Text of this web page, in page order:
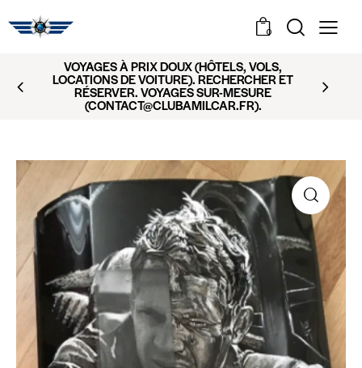
0
VOYAGES À PRIX DOUX (HÔTELS, VOLS,
LOCATIONS DE VOITURE). RECHERCHER ET
RÉSERVER. VOYAGES SUR-MESURE
(CONTACT@CLUBAMILCAR.FR).